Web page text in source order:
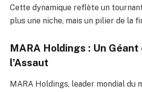
Cette dynamique reflète un
plus une niche, mais un pilier de la
MARA Holdings : Un Géant
l’Assaut
MARA Holdings, leader mondial du